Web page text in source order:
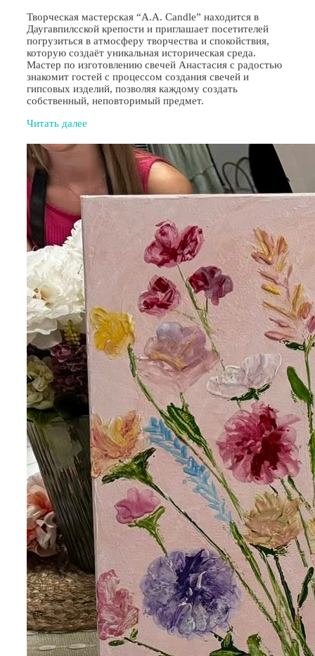
Творческая мастерская “A.A. Candle” находится в
Даугавпилсской крепости и приглашает посетителей
погрузиться в атмосферу творчества и спокойствия,
которую создаёт уникальная историческая среда.
Мастер по изготовлению свечей Анастасия с радостью
знакомит гостей с процессом создания свечей и
гипсовых изделий, позволяя каждому создать
собственный, неповторимый предмет.
Читать далее